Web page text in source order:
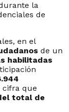
la
de
en el
de un
habilitadas
cifra que
total de